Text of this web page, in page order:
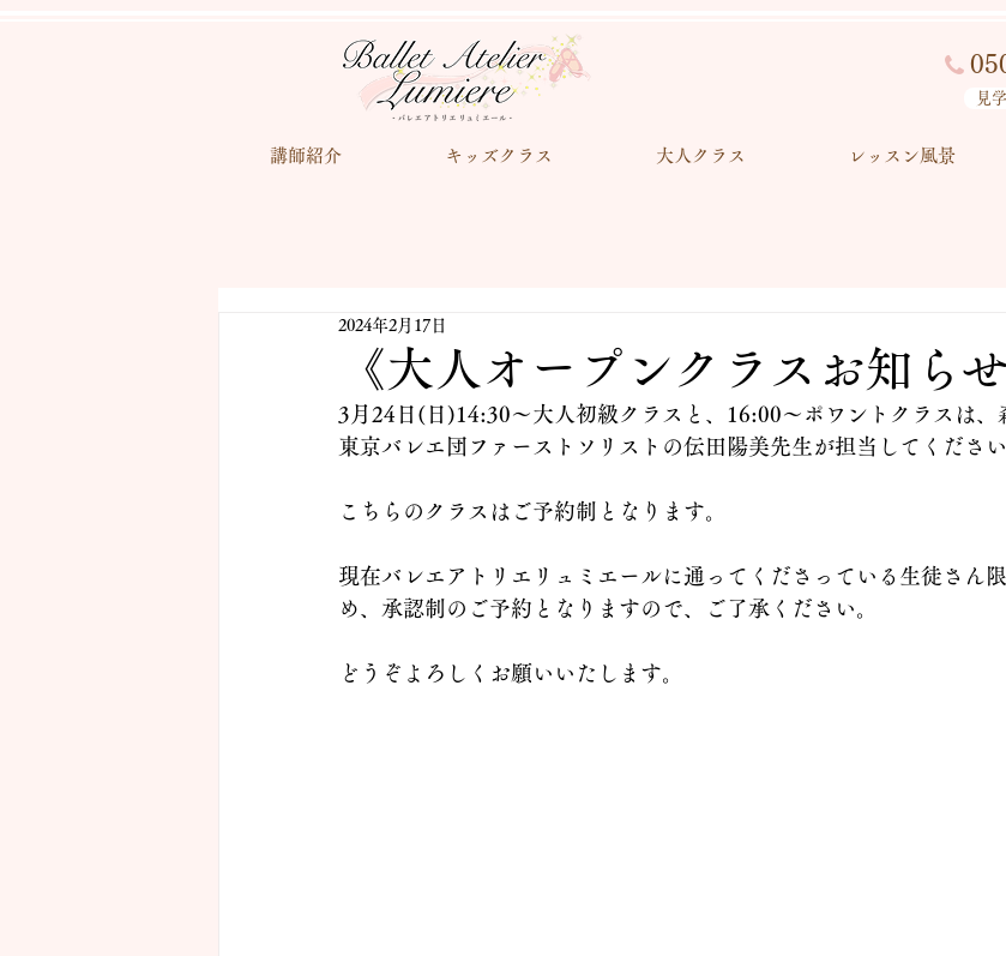
見
講師紹介 キッズクラス 大人クラス レッスン風景
《大人オープンクラスお知らせ
2024年2月17日
3月24日(日)14:30〜大人初級クラスと、16:00〜ポワントクラスは、
東京バレエ団ファーストソリストの伝田陽美先生が担当してください
こちらのクラスはご予約制となります。
現在バレエアトリエリュミエールに通ってくださっている生徒さん
め、承認制のご予約となりますので、ご了承ください。
どうぞよろしくお願いいたします。